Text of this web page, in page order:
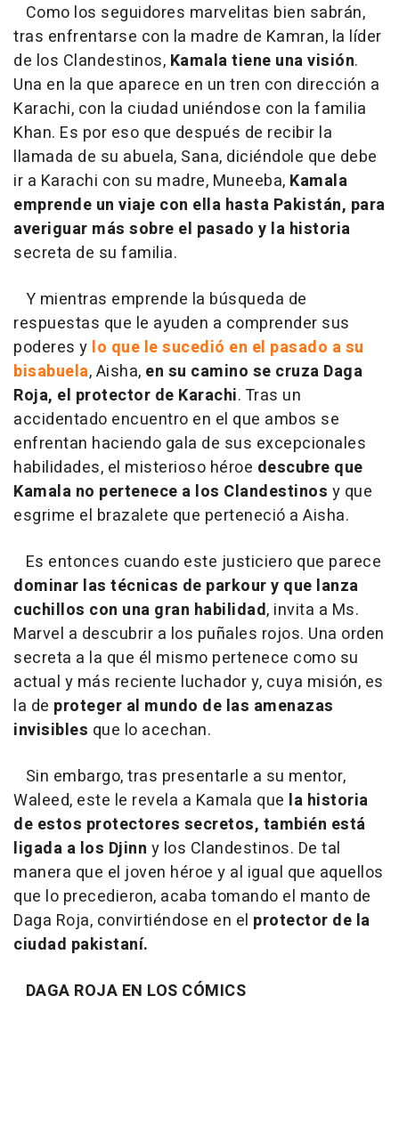
Como los seguidores marvelitas bien sabrán,
tras enfrentarse con la madre de Kamran, la líder
de los Clandestinos, Kamala tiene una visión.
Una en la que aparece en un tren con dirección a
Karachi, con la ciudad uniéndose con la familia
Khan. Es por eso que después de recibir la
llamada de su abuela, Sana, diciéndole que debe
ir a Karachi con su madre, Muneeba, Kamala
emprende un viaje con ella hasta Pakistán, para
averiguar más sobre el pasado y la historia
secreta de su familia.
Y mientras emprende la búsqueda de
respuestas que le ayuden a comprender sus
poderes y lo que le sucedió en el pasado a su
bisabuela, Aisha, en su camino se cruza Daga
Roja, el protector de Karachi. Tras un
accidentado encuentro en el que ambos se
enfrentan haciendo gala de sus excepcionales
habilidades, el misterioso héroe descubre que
Kamala no pertenece a los Clandestinos y que
esgrime el brazalete que perteneció a Aisha.
Es entonces cuando este justiciero que parece
dominar las técnicas de parkour y que lanza
cuchillos con una gran habilidad, invita a Ms.
Marvel a descubrir a los puñales rojos. Una orden
secreta a la que él mismo pertenece como su
actual y más reciente luchador y, cuya misión, es
la de proteger al mundo de las amenazas
invisibles que lo acechan.
Sin embargo, tras presentarle a su mentor,
Waleed, este le revela a Kamala que la historia
de estos protectores secretos, también está
ligada a los Djinn y los Clandestinos. De tal
manera que el joven héroe y al igual que aquellos
que lo precedieron, acaba tomando el manto de
Daga Roja, convirtiéndose en el protector de la
ciudad pakistaní.
DAGA ROJA EN LOS CÓMICS